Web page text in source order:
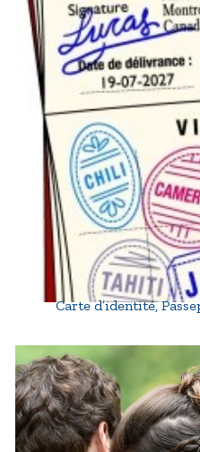
Carte d’identité,